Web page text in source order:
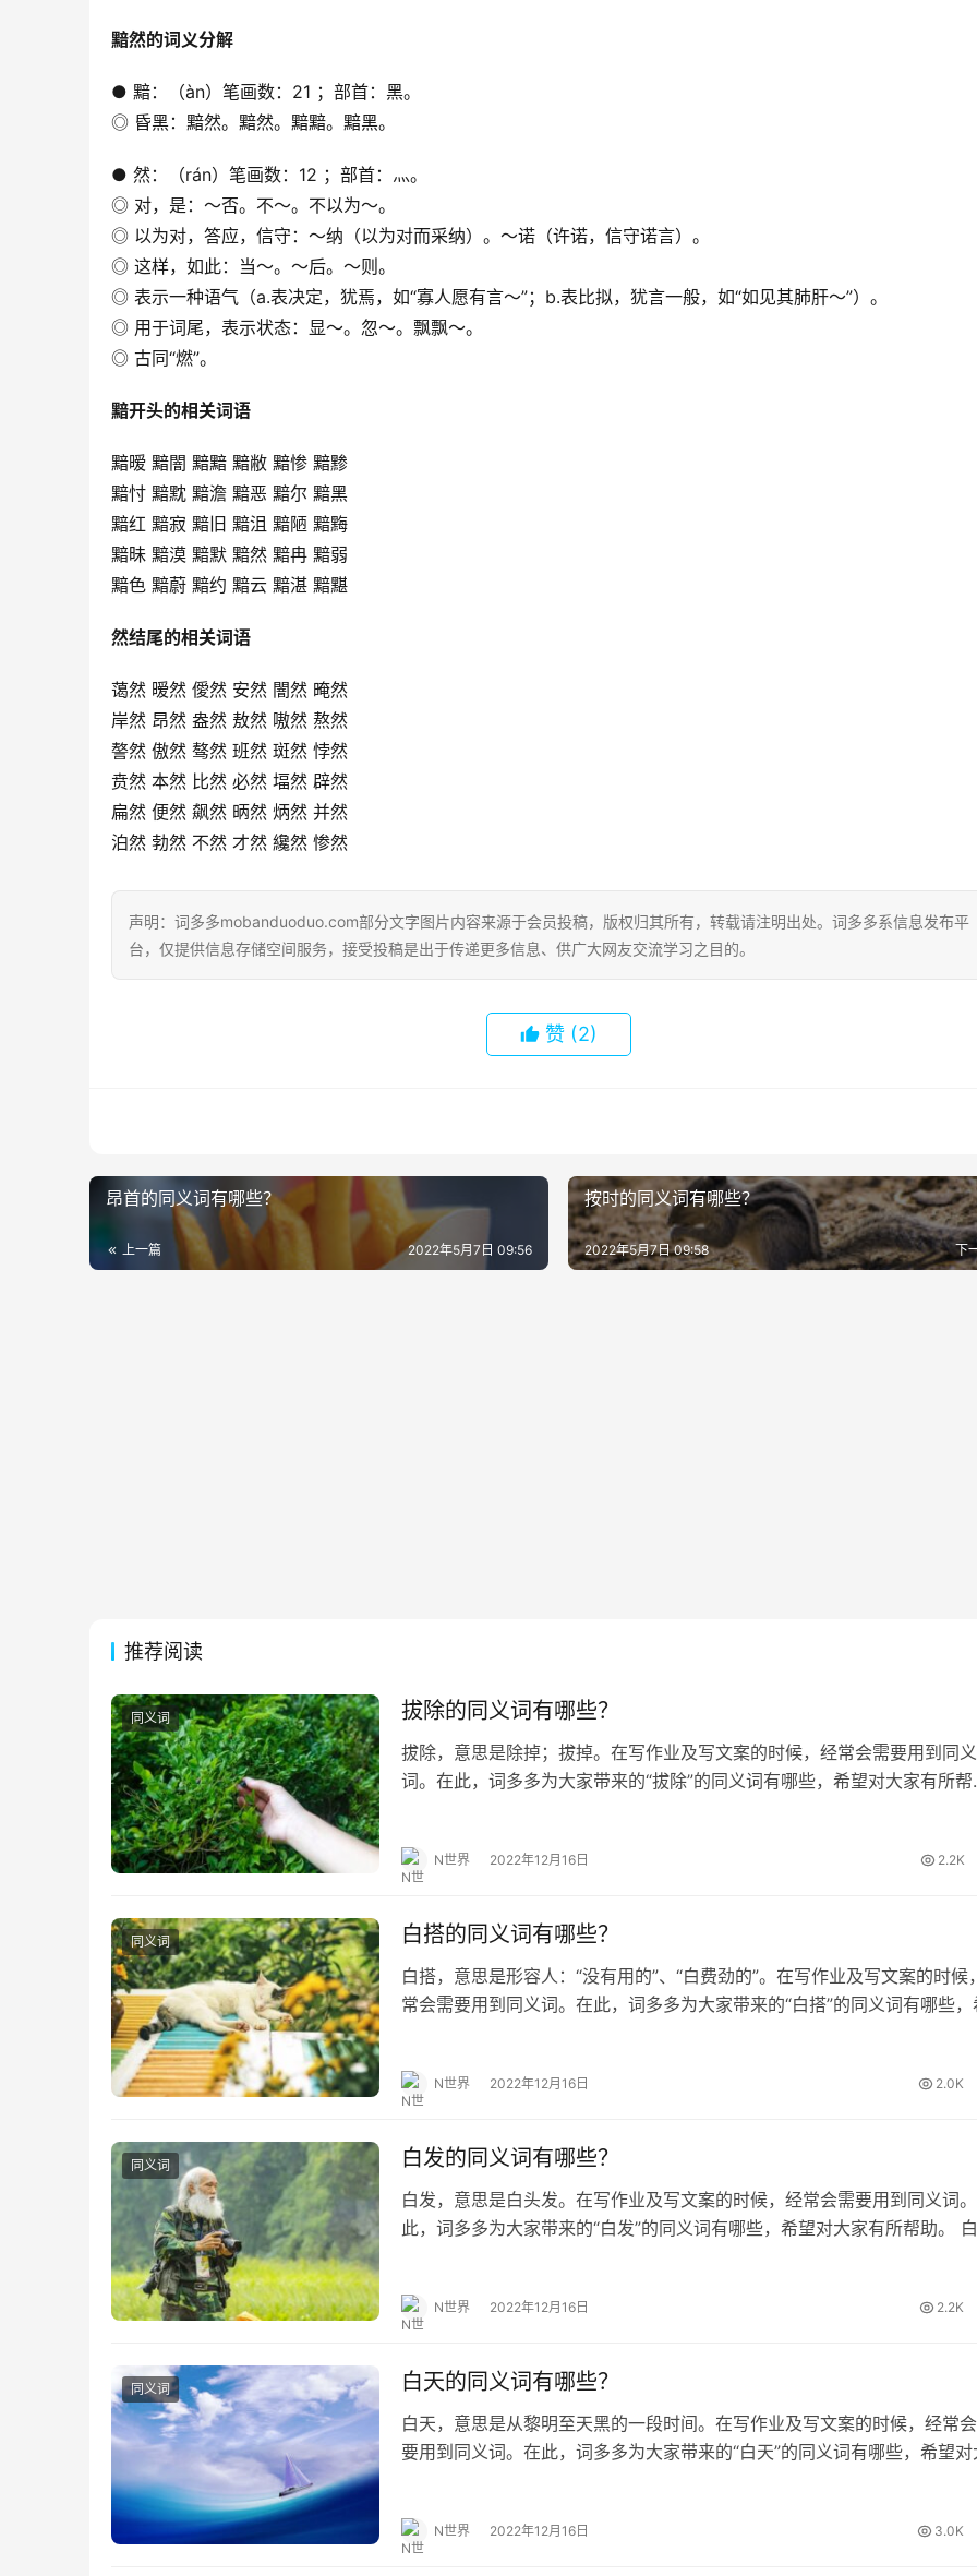
黯然的词义分解
● 黯：（àn）笔画数：21 ；部首：黑。
◎ 昏黑：黯然。黯然。黯黯。黯黑。
● 然：（rán）笔画数：12 ；部首：灬。
◎ 对，是：～否。不～。不以为～。
◎ 以为对，答应，信守：～纳（以为对而采纳）。～诺（许诺，信守诺言）。
◎ 这样，如此：当～。～后。～则。
◎ 表示一种语气（a.表决定，犹焉，如“寡人愿有言～”；b.表比拟，犹言一般，如“如见其肺肝～”）。
◎ 用于词尾，表示状态：显～。忽～。飘飘～。
◎ 古同“燃”。
黯开头的相关词语
黯暧 黯闇 黯黯 黯敝 黯惨 黯黪
黯忖 黯黕 黯澹 黯恶 黯尔 黯黑
黯红 黯寂 黯旧 黯沮 黯陋 黯黣
黯昧 黯漠 黯默 黯然 黯冉 黯弱
黯色 黯蔚 黯约 黯云 黯湛 黯黮
然结尾的相关词语
蔼然 暧然 僾然 安然 闇然 晻然
岸然 昂然 盎然 敖然 嗷然 熬然
謷然 傲然 骜然 班然 斑然 悖然
贲然 本然 比然 必然 堛然 辟然
扁然 便然 飙然 昞然 炳然 并然
泊然 勃然 不然 才然 纔然 惨然
声明：词多多mobanduoduo.com部分文字图片内容来源于会员投稿，版权归其所有，转载请注明出处。词多多系信息发布平
台，仅提供信息存储空间服务，接受投稿是出于传递更多信息、供广大网友交流学习之目的。
赞 (2)
昂首的同义词有哪些？
上一篇 2022年5月7日 09:56
按时的同义词有哪些？
下
2022年5月7日 09:58
推荐阅读
同义词 拔除的同义词有哪些？
拔除，意思是除掉；拔掉。在写作业及写文案的时候，经常会需要用到同义
词。在此，词多多为大家带来的“拔除”的同义词有哪些，希望对大家有所帮
N世界 2022年12月16日 2.2K
同义词 白搭的同义词有哪些？
白搭，意思是形容人：“没有用的”、“白费劲的”。在写作业及写文案的时候
常会需要用到同义词。在此，词多多为大家带来的“白搭”的同义词有哪些，
N世界 2022年12月16日 2.0K
同义词 白发的同义词有哪些？
白发，意思是白头发。在写作业及写文案的时候，经常会需要用到同义词
此，词多多为大家带来的“白发”的同义词有哪些，希望对大家有所帮助。
N世界 2022年12月16日 2.2K
同义词 白天的同义词有哪些？
白天，意思是从黎明至天黑的一段时间。在写作业及写文案的时候，经常
要用到同义词。在此，词多多为大家带来的“白天”的同义词有哪些，希望对
N世界 2022年12月16日 3.0K